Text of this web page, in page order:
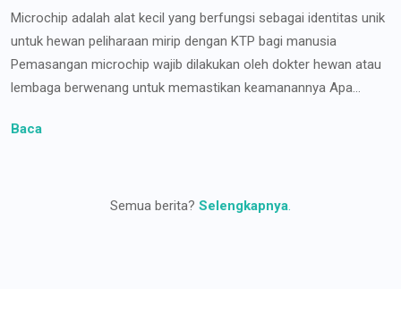
Microchip adalah alat kecil yang berfungsi sebagai identitas unik
untuk hewan peliharaan mirip dengan KTP bagi manusia
Pemasangan microchip wajib dilakukan oleh dokter hewan atau
lembaga berwenang untuk memastikan keamanannya Apa...
Baca
Semua berita? Selengkapnya